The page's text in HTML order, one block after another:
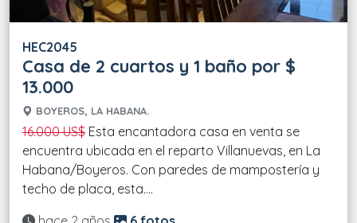
HEC2045
Casa de 2 cuartos y 1 baño por $
13.000
BOYEROS, LA HABANA.
16.000 US$ Esta encantadora casa en venta se
encuentra ubicada en el reparto Villanuevas, en La
Habana/Boyeros. Con paredes de mampostería y
techo de placa, esta....
Actualizado: